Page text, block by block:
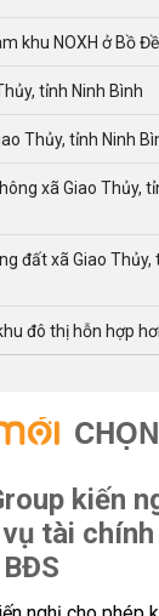
khu NOXH ở Bồ
tỉnh Ninh Bình
Thủy, tỉnh Ninh
xã Giao Thủy,
đất xã Giao
đô thị hỗn hợp
CHỌN
kiến
tài